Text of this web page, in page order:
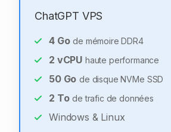
ChatGPT VPS
4Go de mémoire DDR4
2 vCPU haute performance
50Go de disque NVMe SSD
2 To de trafic de données
Windows & Linux